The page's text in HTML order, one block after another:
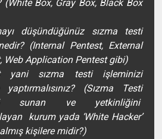
(White Box, Gray Box, Black Box
düşündüğünüz sızma testi
(Internal Pentest, External
Web Application Pentest gibi)
yani sızma testi işleminizi
yaptırmalısınız? (Sızma Testi
sunan ve yetkinliğini
kurum yada ‘White Hacker’
kişilere midir?)